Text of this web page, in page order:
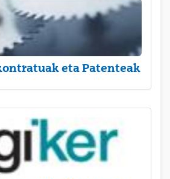
eta Patenteak